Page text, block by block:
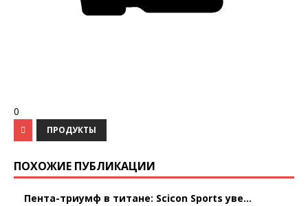
0
ПРОДУКТЫ
ПОХОЖИЕ ПУБЛИКАЦИИ
Пента-триумф в титане: Scicon Sports уве...